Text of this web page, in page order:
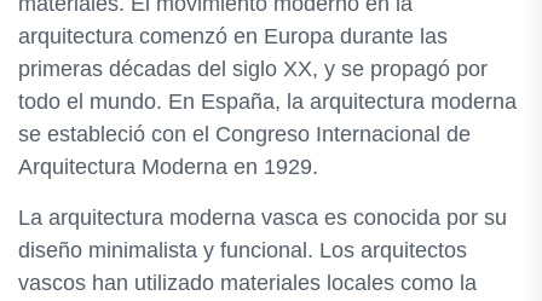
arquitectura comenzó en Europa durante las
primeras décadas del siglo XX, y se propagó por
todo el mundo. En España, la arquitectura moderna
se estableció con el Congreso Internacional de
Arquitectura Moderna en 1929.
La arquitectura moderna vasca es conocida por su
diseño minimalista y funcional. Los arquitectos
vascos han utilizado materiales locales como la